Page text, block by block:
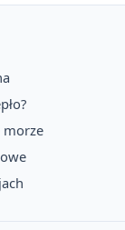
morze